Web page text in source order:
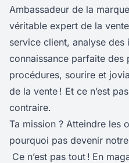
Ambassadeur de la
véritable expert de la
service client, analyse
connaissance parfaite des
procédures, sourire et
de la vente ! Et ce n’est
contraire.
Ta mission ? Atteindre les
pourquoi pas devenir
Ce n’est pas tout ! En